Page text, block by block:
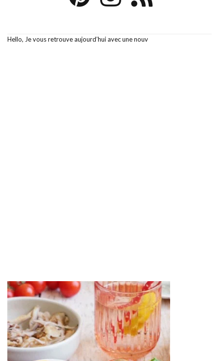
Hello, Je vous retrouve aujourd’hui avec une nouv